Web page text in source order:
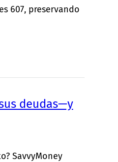
607, preservando
deudas—y
SavvyMoney